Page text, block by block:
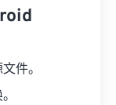
件。